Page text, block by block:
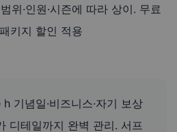
·인원·시즌에 따라 상이. 무료
키지 할인 적용
기념일·비즈니스·자기 보상
디테일까지 완벽 관리. 서프